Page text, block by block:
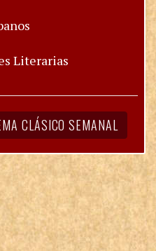
Literarias
CLÁSICO SEMANAL